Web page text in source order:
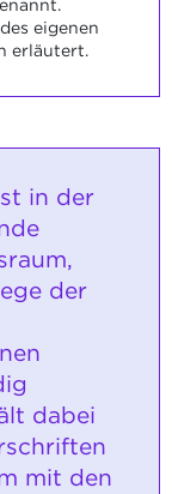
eigenen
erläutert.
in der
der
dabei
mit den